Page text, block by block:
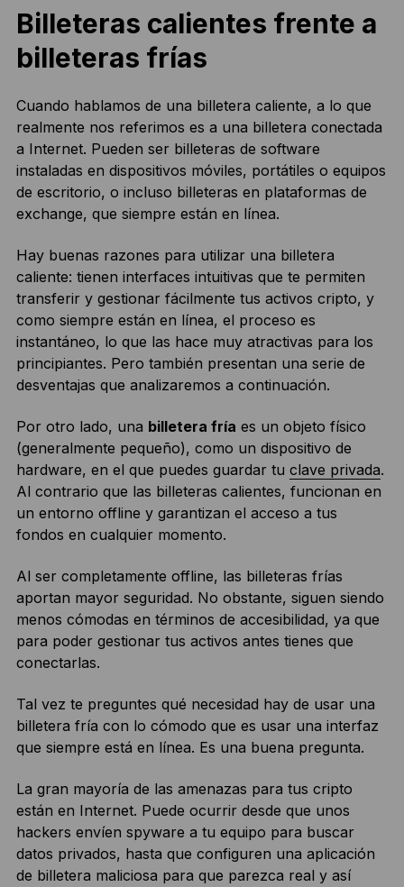
Billeteras calientes frente a
billeteras frías
Cuando hablamos de una billetera caliente, a lo que
realmente nos referimos es a una billetera conectada
a Internet. Pueden ser billeteras de software
instaladas en dispositivos móviles, portátiles o equipos
de escritorio, o incluso billeteras en plataformas de
exchange, que siempre están en línea.
Hay buenas razones para utilizar una billetera
caliente: tienen interfaces intuitivas que te permiten
transferir y gestionar fácilmente tus activos cripto, y
como siempre están en línea, el proceso es
instantáneo, lo que las hace muy atractivas para los
principiantes. Pero también presentan una serie de
desventajas que analizaremos a continuación.
Por otro lado, una billetera fría es un objeto físico
(generalmente pequeño), como un dispositivo de
hardware, en el que puedes guardar tu clave privada.
Al contrario que las billeteras calientes, funcionan en
un entorno offline y garantizan el acceso a tus
fondos en cualquier momento.
Al ser completamente offline, las billeteras frías
aportan mayor seguridad. No obstante, siguen siendo
menos cómodas en términos de accesibilidad, ya que
para poder gestionar tus activos antes tienes que
conectarlas.
Tal vez te preguntes qué necesidad hay de usar una
billetera fría con lo cómodo que es usar una interfaz
que siempre está en línea. Es una buena pregunta.
La gran mayoría de las amenazas para tus cripto
están en Internet. Puede ocurrir desde que unos
hackers envíen spyware a tu equipo para buscar
datos privados, hasta que configuren una aplicación
de billetera maliciosa para que parezca real y así